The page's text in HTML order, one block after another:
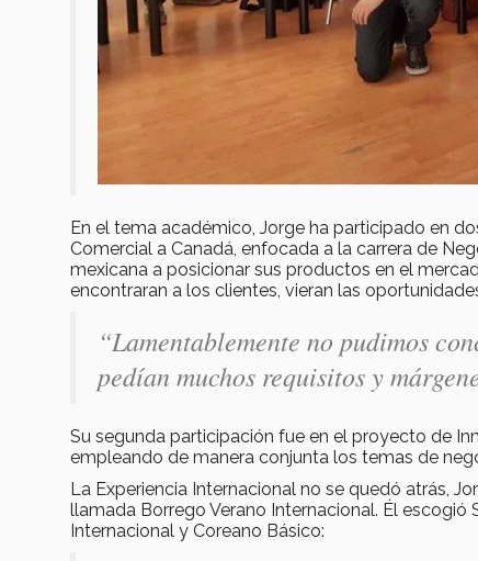
En el tema académico, Jorge ha participado en
Comercial a Canadá, enfocada a la carrera de
mexicana a posicionar sus productos en el
encontraran a los clientes, vieran las
“Lamentablemente no pudimos
pedían muchos requisitos y
Su segunda participación fue en el proyecto de
empleando de manera conjunta los temas de
La Experiencia Internacional no se quedó atrás,
llamada Borrego Verano Internacional. Él escogió
Internacional y Coreano Básico: